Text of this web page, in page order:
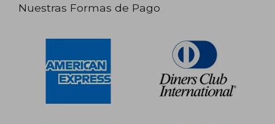
Nuestras Formas de Pago